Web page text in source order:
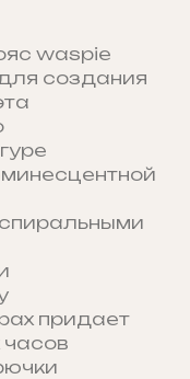
waspie
создания
придает